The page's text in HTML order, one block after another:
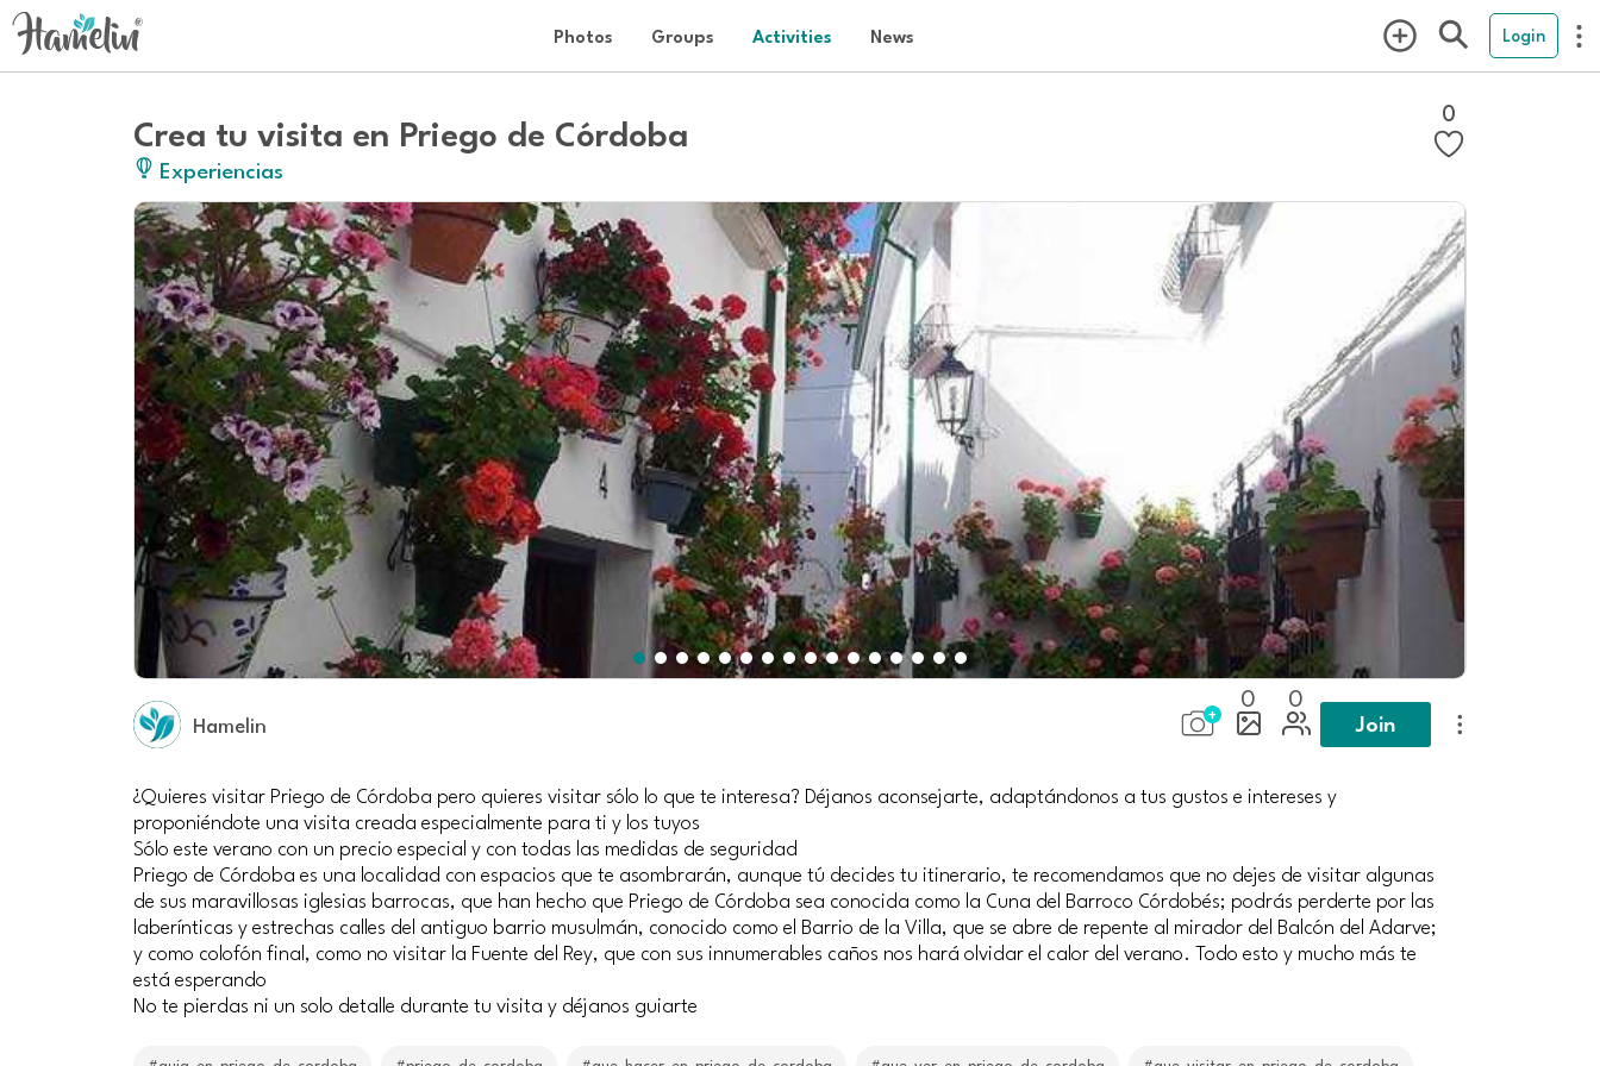
Photos Groups Activities News Login
Crea tu visita en Priego de Córdoba
Experiencias
0
Hamelin
0 0
Join
¿Quieres visitar Priego de Córdoba pero quieres visitar sólo lo que te interesa? Déjanos aconsejarte, adaptándonos a tus gustos e intereses y
proponiéndote una visita creada especialmente para ti y los tuyos
Sólo este verano con un precio especial y con todas las medidas de seguridad
Priego de Córdoba es una localidad con espacios que te asombrarán, aunque tú decides tu itinerario, te recomendamos que no dejes de visitar algunas
de sus maravillosas iglesias barrocas, que han hecho que Priego de Córdoba sea conocida como la Cuna del Barroco Córdobés; podrás perderte por las
laberínticas y estrechas calles del antiguo barrio musulmán, conocido como el Barrio de la Villa, que se abre de repente al mirador del Balcón del Adarve;
y como colofón final, como no visitar la Fuente del Rey, que con sus innumerables caños nos hará olvidar el calor del verano. Todo esto y mucho más te
está esperando
No te pierdas ni un solo detalle durante tu visita y déjanos guiarte